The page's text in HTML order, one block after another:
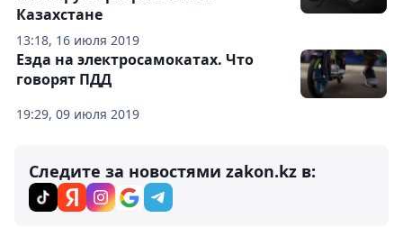
13:18, 16 июля 2019
Казахстане
19:29, 09 июля 2019
Езда на электросамокатах. Что
говорят ПДД
Следите за новостями zakon.kz в: